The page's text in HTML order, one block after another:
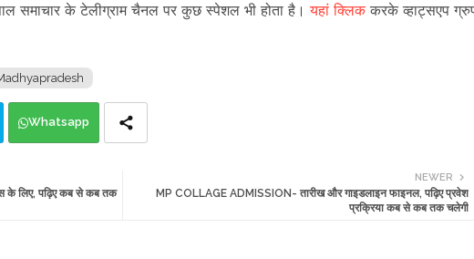
समाचार के टेलीग्राम चैनल पर कुछ स्पेशल भी होता है।यहां क्लिककरके व्हाट्सएप
Whatsapp
NEWER
MP COLLAGE ADMISSION- तारीख और गाइडलाइन फाइनल, पढ़िए प्रवेश
प्रक्रिया कब से कब तक चलेगी
के लिए, पढ़िए कब से कब तक